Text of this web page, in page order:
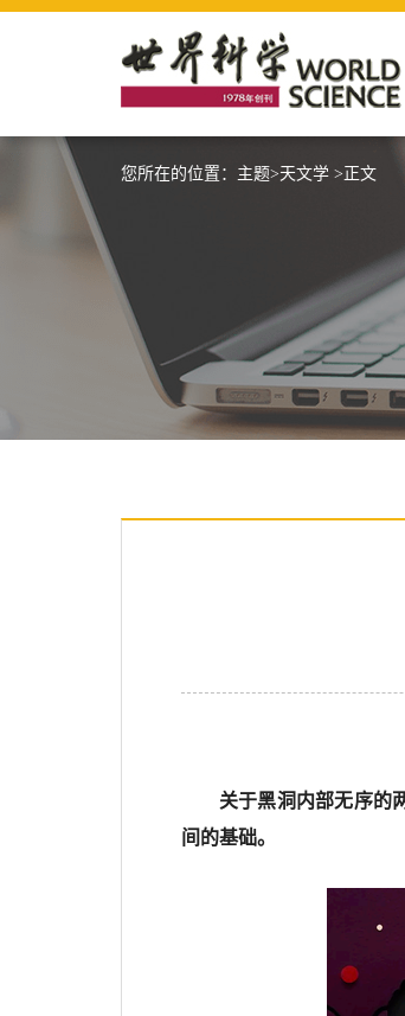
您所在的位置： 主题>天文学 >正文
关于黑洞内部无序的
间的基础。